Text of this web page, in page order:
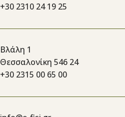
+30 2310 24 19 25
Βλάλη 1
Θεσσαλονίκη 546 24
+30 2315 00 65 00